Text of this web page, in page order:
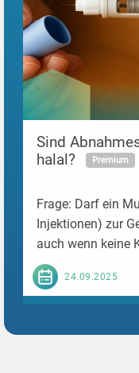
Sind
halal?
Premium
Frage: Darf ein
Injektionen) zur
auch wenn keine
24.09.2025